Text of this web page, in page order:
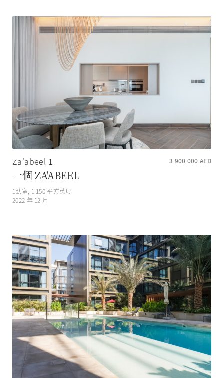
Za'abeel 1 3 900 000 AED
一個 ZA'ABEEL
1臥室, 1 150 平方英尺
2022 年 12 月